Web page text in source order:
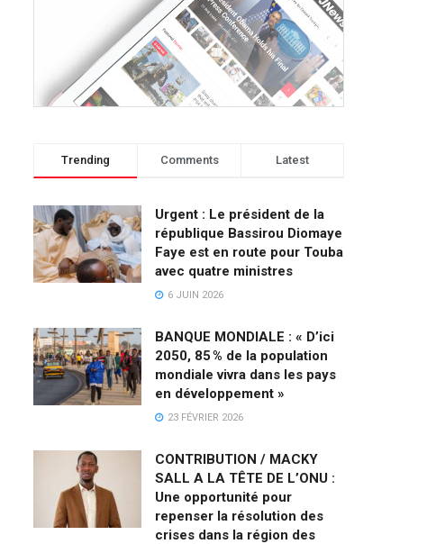
Trending Comments Latest
Urgent : Le président de la
république Bassirou Diomaye
Faye est en route pour Touba
avec quatre ministres
6 JUIN 2026
BANQUE MONDIALE : « D’ici
2050, 85 % de la population
mondiale vivra dans les pays
en développement »
23 FÉVRIER 2026
CONTRIBUTION / MACKY
SALL A LA TÊTE DE L’ONU :
Une opportunité pour
repenser la résolution des
crises dans la région des